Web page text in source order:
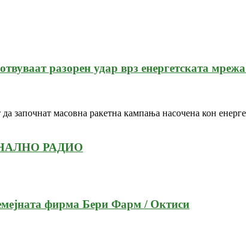
разорен удар врз енергетската
започнат масовна ракетна кампања насочена кон
РАДИО
фирма Бери Фарм / Октиси